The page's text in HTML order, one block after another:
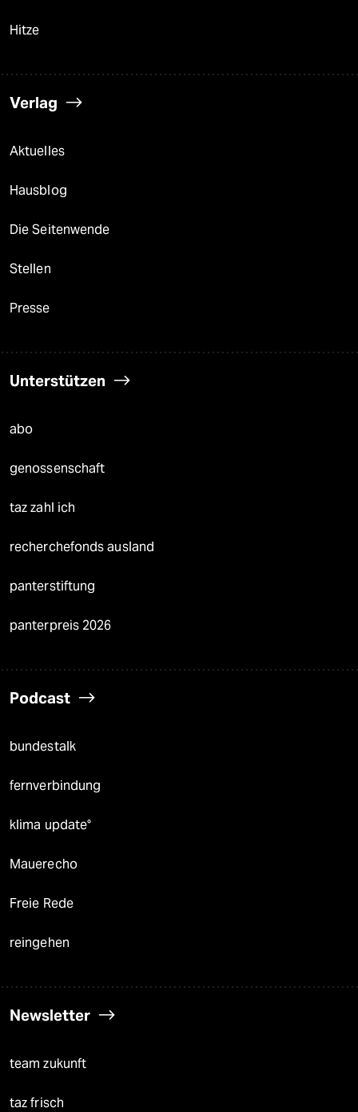
Hitze
Verlag
Aktuelles
Hausblog
Die Seitenwende
Stellen
Presse
Unterstützen
abo
genossenschaft
taz zahl ich
recherchefonds ausland
panterstiftung
panterpreis 2026
Podcast
bundestalk
fernverbindung
klima update°
Mauerecho
Freie Rede
reingehen
Newsletter
team zukunft
taz frisch